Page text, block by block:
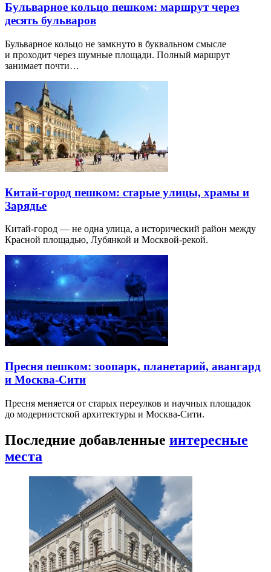
Бульварное кольцо пешком: маршрут через
десять бульваров
Бульварное кольцо не замкнуто в буквальном смысле
и проходит через шумные площади. Полный маршрут
занимает почти…
Китай-город пешком: старые улицы, храмы и
Зарядье
Китай-город — не одна улица, а исторический район между
Красной площадью, Лубянкой и Москвой-рекой.
Пресня пешком: зоопарк, планетарий, авангард
и Москва-Сити
Пресня меняется от старых переулков и научных площадок
до модернистской архитектуры и Москва-Сити.
Последние добавленные интересные
места